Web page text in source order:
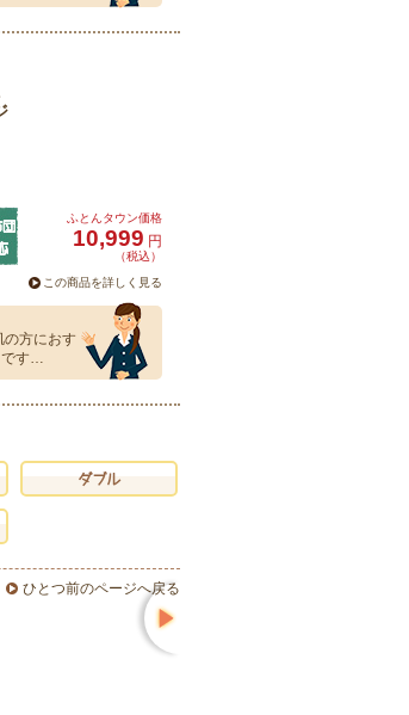
ふとんタウン価格
10,999 円
（税込）
この商品を詳しく見る
の方におす
です…
ダブル
ひとつ前のページへ戻る